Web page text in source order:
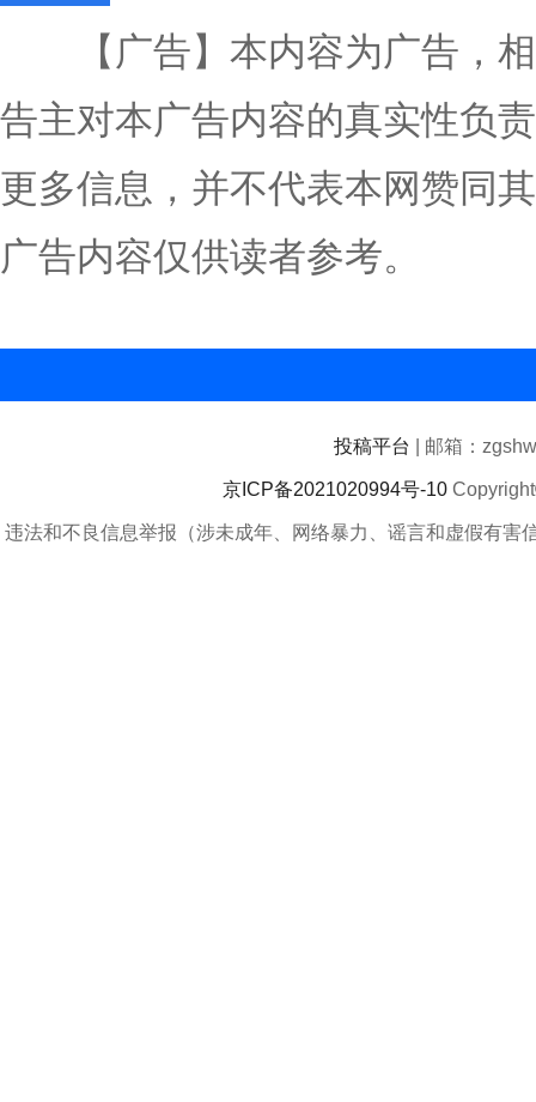
【广告】本内容为广告，相
告主对本广告内容的真实性负
更多信息，并不代表本网赞同
广告内容仅供读者参考。
投稿平台 | 邮箱：
京ICP备2021020994号-10
违法和不良信息举报（涉未成年、网络暴力、谣言和虚假有